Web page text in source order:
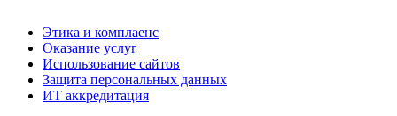
Этика и комплаенс
Оказание услуг
Использование сайтов
Защита персональных данных
ИТ аккредитация